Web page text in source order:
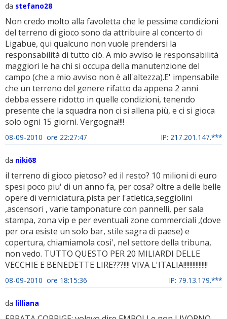
da stefano28
Non credo molto alla favoletta che le pessime condizioni
del terreno di gioco sono da attribuire al concerto di
Ligabue, qui qualcuno non vuole prendersi la
responsabilità di tutto ciò. A mio avviso le responsabilità
maggiori le ha chi si occupa della manutenzione del
campo (che a mio avviso non è all'altezza).E' impensabile
che un terreno del genere rifatto da appena 2 anni
debba essere ridotto in quelle condizioni, tenendo
presente che la squadra non ci si allena più, e ci si gioca
solo ogni 15 giorni. Vergogna!!!!
08-09-2010 ore 22:27:47 IP: 217.201.147.***
da niki68
il terreno di gioco pietoso? ed il resto? 10 milioni di euro
spesi poco piu' di un anno fa, per cosa? oltre a delle belle
opere di verniciatura,pista per l'atletica,seggiolini
,ascensori , varie tamponature con pannelli, per sala
stampa, zona vip e per eventuali zone commerciali ,(dove
per ora esiste un solo bar, stile sagra di paese) e
copertura, chiamiamola cosi', nel settore della tribuna,
non vedo. TUTTO QUESTO PER 20 MILIARDI DELLE
VECCHIE E BENEDETTE LIRE???!!!! VIVA L'ITALIA!!!!!!!!!!!!!!!!
08-09-2010 ore 18:15:36 IP: 79.13.179.***
da lilliana